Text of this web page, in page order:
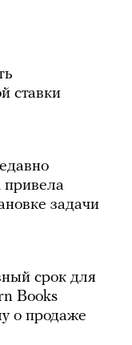
ставки
задачи
срок для
Books
о продаже